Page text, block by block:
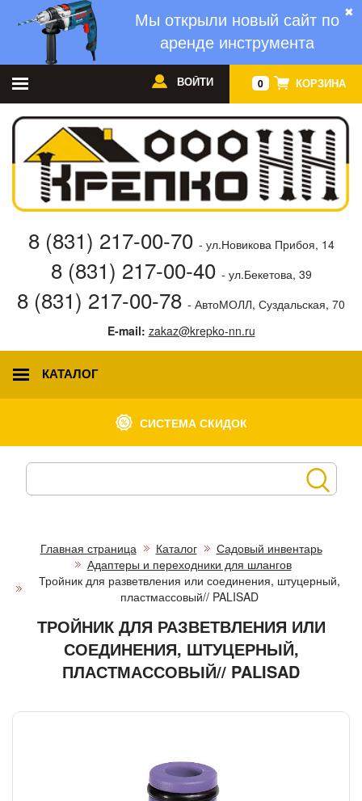
✖
Мы открыли новый сайт по
аренде инструмента
0 КОРЗИНА
ВОЙТИ
8 (831) 217-00-70 - ул.Новикова Прибоя, 14
8 (831) 217-00-40 - ул.Бекетова, 39
8 (831) 217-00-78 - АвтоМОЛЛ, Суздальская, 70
E-mail: zakaz@krepko-nn.ru
КАТАЛОГ
СИСТЕМА СКИДОК
Главная страница Каталог
Садовый инвентарь
Адаптеры и переходники для шлангов
Тройник для разветвления или соединения, штуцерный,
пластмассовый// PALISAD
ТРОЙНИК ДЛЯ РАЗВЕТВЛЕНИЯ ИЛИ
СОЕДИНЕНИЯ, ШТУЦЕРНЫЙ,
ПЛАСТМАССОВЫЙ// PALISAD